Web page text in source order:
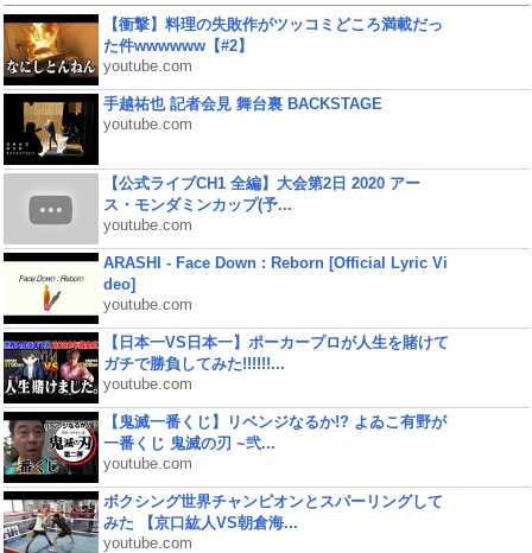
【衝撃】料理の失敗作がツッコミどころ満載だっ
た件wwwwww【#2】
youtube.com
手越祐也 記者会見 舞台裏 BACKSTAGE
youtube.com
【公式ライブCH1 全編】大会第2日 2020 アー
ス・モンダミンカップ(予...
youtube.com
ARASHI - Face Down : Reborn [Official Lyric Vi
deo]
youtube.com
【日本一VS日本一】ポーカープロが人生を賭けて
ガチで勝負してみた!!!!!!...
youtube.com
【鬼滅一番くじ】リベンジなるか!? よゐこ有野が
一番くじ 鬼滅の刃 ~弐...
youtube.com
ボクシング世界チャンピオンとスパーリングして
みた 【京口紘人VS朝倉海...
youtube.com